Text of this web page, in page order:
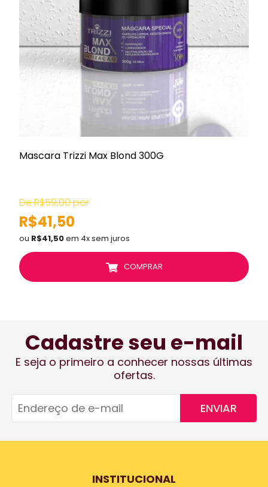
Mascara Trizzi Max Blond 300G
De R$59,00 por
R$41,50
ou R$41,50em 4x sem juros
COMPRAR
Cadastre seu e-mail
E seja o primeiro a conhecer nossas últimas
ofertas.
ENVIAR
INSTITUCIONAL